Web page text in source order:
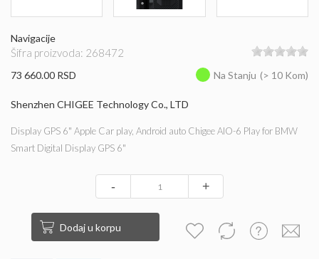
Navigacije
Šifra proizvoda: 268472
73 660.00 RSD Na Stanju (> 10 Kom)
Shenzhen CHIGEE Technology Co., LTD
Display GPS 6" Apple Car play, Android auto Chigee AIO-6 Play for BMW
Smart Digital Display GPS 6"
- +
Dodaj u korpu